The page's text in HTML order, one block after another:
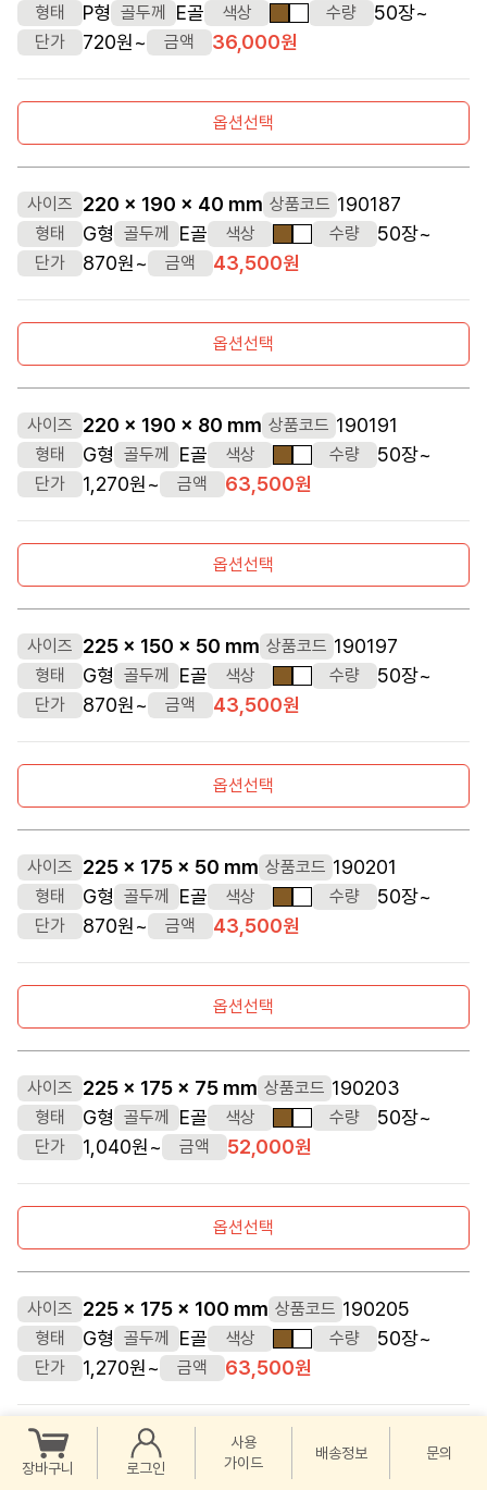
형태 P형 골두께 E골 색상 갈색
흰색 수량 50장~
단가 720원~ 금액 36,000원
옵션선택
사이즈 220 x 190 x 40 mm 상품코드 190187
형태 G형 골두께 E골 색상 갈색
흰색 수량 50장~
단가 870원~ 금액 43,500원
옵션선택
사이즈 220 x 190 x 80 mm 상품코드 190191
형태 G형 골두께 E골 색상 갈색
흰색 수량 50장~
단가 1,270원~ 금액 63,500원
옵션선택
사이즈 225 x 150 x 50 mm 상품코드 190197
형태 G형 골두께 E골 색상 갈색
흰색 수량 50장~
단가 870원~ 금액 43,500원
옵션선택
사이즈 225 x 175 x 50 mm 상품코드 190201
형태 G형 골두께 E골 색상 갈색
흰색 수량 50장~
단가 870원~ 금액 43,500원
옵션선택
사이즈 225 x 175 x 75 mm 상품코드 190203
형태 G형 골두께 E골 색상 갈색
흰색 수량 50장~
단가 1,040원~ 금액 52,000원
옵션선택
사이즈 225 x 175 x 100 mm 상품코드 190205
형태 G형 골두께 E골 색상 갈색
흰색 수량 50장~
단가 1,270원~ 금액 63,500원
옵션선택
장바구니 로그인
사용
가이드
배송정보 문의